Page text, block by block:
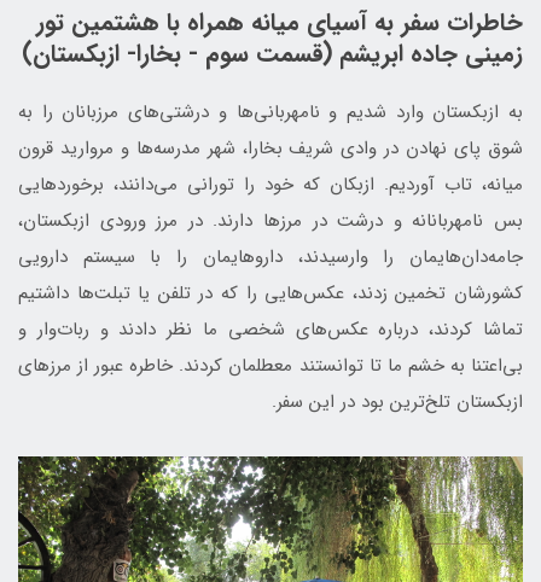
خاطرات سفر به آسیای میانه همراه با هشتمین تور
زمینی جاده ابریشم (قسمت سوم - بخارا- ازبکستان)
به ازبکستان وارد شدیم و نامهربانی‌ها و درشتی‌های مرزبانان را به
شوق پای نهادن در وادی شریف بخارا، شهر مدرسه‌ها و مروارید قرون
میانه، تاب آوردیم. ازبکان که خود را تورانی می‌دانند، برخوردهایی
بس نامهربانانه و درشت در مرزها دارند. در مرز ورودی ازبکستان،
جامه‌دان‌هایمان را وارسیدند، داروهایمان را با سیستم دارویی
کشورشان تخمین زدند، عکس‌هایی را که در تلفن یا تبلت‌ها داشتیم
تماشا کردند، درباره عکس‌های شخصی ما نظر دادند و ربات‌وار و
بی‌اعتنا به خشم ما تا توانستند معطلمان کردند. خاطره عبور از مرزهای
ازبکستان تلخ‌ترین بود در این سفر.